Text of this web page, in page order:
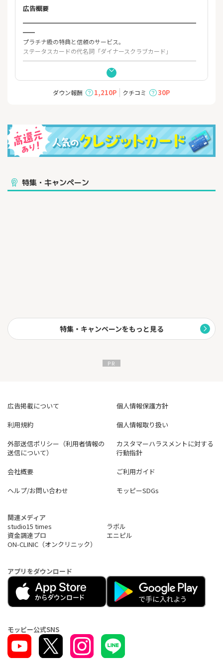
広告概要
━━━━━━━━━━━━━━━━━━━━━━━━━━━━━
━━
プラチナ級の特典と信頼のサービス。
ステータスカードの代名詞「ダイナースクラブカード」
━━━━━━━━━━━━━━━━━━━━━━━━━━━━━
┌─┐
｜１｜カードは一律の利用限度額なし
└─┘━━━━━━━━━━━━━━━━━━━━━━━━━━
一律の利用制限がありません。
┌─┐
｜２｜エグゼクティブ ダイニング
└─┘━━━━━━━━━━━━━━━━━━━━━━━━━━
クラブカードならではの
「おもてなし」を表わす特別なサービスをご用意。
す。
注意：署名必須
※会社名、ご住所、連絡先（メールアドレスまたは電話番号）
ダウン報酬 1,210P クチコミ 30P
特集・キャンペーン
特集・キャンペーンをもっと見る
広告掲載について
個人情報保護方針
利用規約
個人情報取り扱い
外部送信ポリシー（利用者情報の
送信について）
カスタマーハラスメントに対する
行動指針
会社概要
ご利用ガイド
ヘルプ/お問い合わせ
モッピーSDGs
関連メディア
studio15 times
ラボル
資金調達プロ
エニピル
ON-CLINIC（オンクリニック）
アプリをダウンロード
モッピー公式SNS